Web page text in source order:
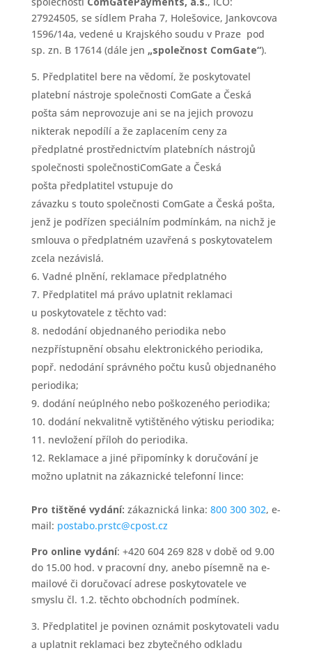
27924505, se sídlem Praha 7, Holešovice, Jankovcova
1596/14a, vedené u Krajského soudu v Praze pod
sp. zn. B 17614 (dále jen „společnost ComGate“).
Předplatitel bere na vědomí, že poskytovatel
platební nástroje společnosti ComGate a Česká
pošta sám neprovozuje ani se na jejich provozu
nikterak nepodílí a že zaplacením ceny za
předplatné prostřednictvím platebních nástrojů
společnosti společnostiComGate a Česká
pošta předplatitel vstupuje do
závazku s touto společnosti ComGate a Česká pošta,
jenž je podřízen speciálním podmínkám, na nichž je
smlouva o předplatném uzavřená s poskytovatelem
zcela nezávislá.
Vadné plnění, reklamace předplatného
Předplatitel má právo uplatnit reklamaci
u poskytovatele z těchto vad:
nedodání objednaného periodika nebo
nezpřístupnění obsahu elektronického periodika,
popř. nedodání správného počtu kusů objednaného
periodika;
dodání neúplného nebo poškozeného periodika;
dodání nekvalitně vytištěného výtisku periodika;
nevložení příloh do periodika.
Reklamace a jiné připomínky k doručování je
možno uplatnit na zákaznické telefonní lince:
Pro tištěné vydání: zákaznická linka: 800 300 302, e-
mail: postabo.prstc@cpost.cz
Pro online vydání: +420 604 269 828 v době od 9.00
do 15.00 hod. v pracovní dny, anebo písemně na e-
mailové či doručovací adrese poskytovatele ve
smyslu čl. 1.2. těchto obchodních podmínek.
Předplatitel je povinen oznámit poskytovateli vadu
a uplatnit reklamaci bez zbytečného odkladu